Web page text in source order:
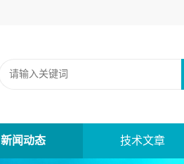
新闻动态 技术文章